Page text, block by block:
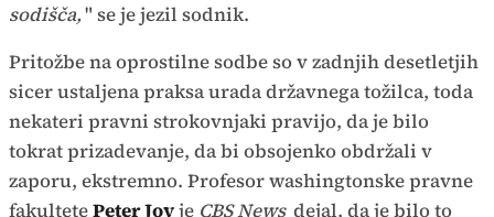
sodišča," se je jezil sodnik.
Pritožbe na oprostilne sodbe so v zadnjih desetletjih
sicer ustaljena praksa urada državnega tožilca, toda
nekateri pravni strokovnjaki pravijo, da je bilo
tokrat prizadevanje, da bi obsojenko obdržali v
zaporu, ekstremno. Profesor washingtonske pravne
fakultetePeter Joyje CBS News dejal, da je bilo to